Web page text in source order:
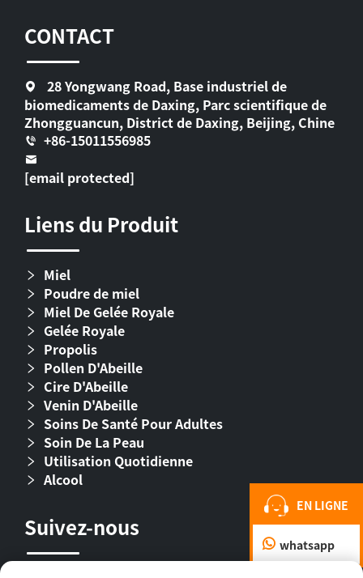
EN LIGNE
whatsapp
CONTACT
28 Yongwang Road, Base industriel de
biomedicaments de Daxing, Parc scientifique de
Zhongguancun, District de Daxing, Beijing, Chine
+86-15011556985
[email protected]
Liens du Produit
Miel
Poudre de miel
Miel De Gelée Royale
Gelée Royale
Propolis
Pollen D'Abeille
Cire D'Abeille
Venin D'Abeille
Soins De Santé Pour Adultes
Soin De La Peau
Utilisation Quotidienne
Alcool
Suivez-nous